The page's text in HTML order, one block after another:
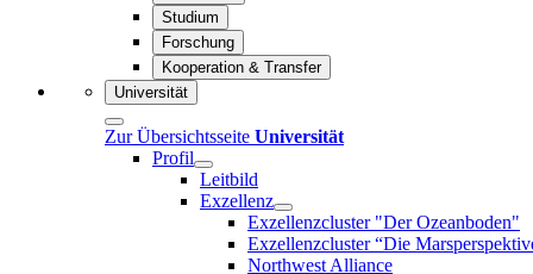
Studium
Forschung
Kooperation & Transfer
Universität
Zur Übersichtsseite Universität
Profil
Leitbild
Exzellenz
Exzellenzcluster "Der Ozeanboden"
Exzellenzcluster “Die
Northwest Alliance